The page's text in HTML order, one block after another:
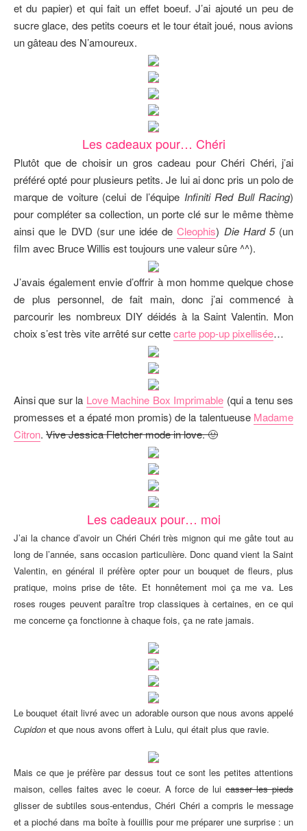
et du papier) et qui fait un effet boeuf. J’ai ajouté un peu de
sucre glace, des petits coeurs et le tour était joué, nous avions
un gâteau des N’amoureux.
Les cadeaux pour… Chéri
Plutôt que de choisir un gros cadeau pour Chéri Chéri, j’ai
préféré opté pour plusieurs petits. Je lui ai donc pris un polo de
marque de voiture (celui de l’équipe Infiniti Red Bull Racing)
pour compléter sa collection, un porte clé sur le même thème
ainsi que le DVD (sur une idée deCleophis) Die Hard 5(un
film avec Bruce Willis est toujours une valeur sûre ^^).
J’avais également envie d’offrir à mon homme quelque chose
de plus personnel, de fait main, donc j’ai commencé à
parcourir les nombreux DIY déidés à la Saint Valentin. Mon
choix s’est très vite arrêté sur cettecarte pop-up pixellisée…
Ainsi que sur la Love Machine Box Imprimable (qui a tenu ses
promesses et a épaté mon promis) de la talentueuse Madame
Citron. Vive Jessica Fletcher mode in love. 🙂
Les cadeaux pour… moi
J’ai la chance d’avoir un Chéri Chéri très mignon qui me gâte tout au
long de l’année, sans occasion particulière. Donc quand vient la Saint
Valentin, en général il préfère opter pour un bouquet de fleurs, plus
pratique, moins prise de tête. Et honnêtement moi ça me va. Les
roses rouges peuvent paraître trop classiques à certaines, en ce qui
me concerne ça fonctionne à chaque fois, ça ne rate jamais.
Le bouquet était livré avec un adorable ourson que nous avons appelé
Cupidon et que nous avons offert à Lulu, qui était plus que ravie.
Mais ce que je préfère par dessus tout ce sont les petites attentions
maison, celles faites avec le coeur. A force de luicasser les pieds
glisser de subtiles sous-entendus, Chéri Chéri a compris le message
et a pioché dans ma boîte à fouillis pour me préparer une surprise : un